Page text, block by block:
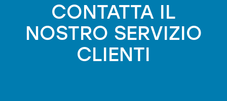
CONTATTA IL
NOSTRO SERVIZIO
CLIENTI